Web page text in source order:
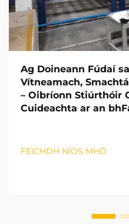
Ag Doineann Fúdaí
Vítneamach,
– Oibríonn Stiúrthóir
Cuideachta ar an
FEICHDH NÍOS MHÓ